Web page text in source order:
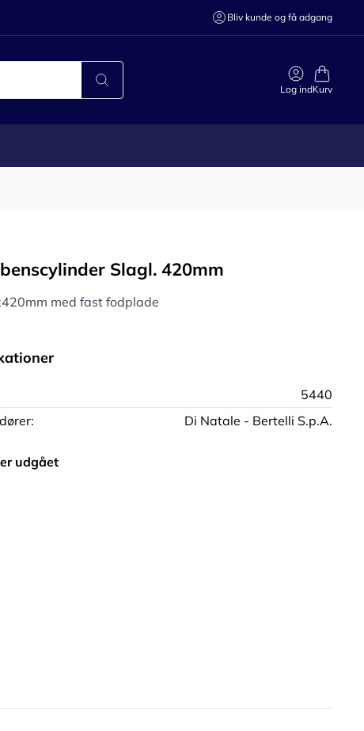
Bliv kunde og få adgang
Log indKurv
Slagl. 420mm
med fast fodplade
5440
Di Natale - Bertelli S.p.A.
udgået